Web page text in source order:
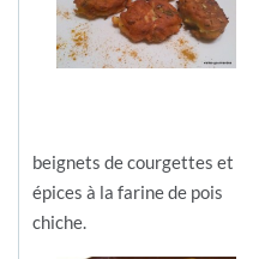
beignets de courgettes et
épices à la farine de pois
chiche.